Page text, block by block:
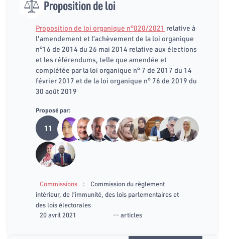
Proposition de loi
Proposition de loi organique n°020/2021 relative à
l'amendement et l’achèvement de la loi organique
n°16 de 2014 du 26 mai 2014 relative aux élections
et les référendums, telle que amendée et
complétée par la loi organique n° 7 de 2017 du 14
février 2017 et de la loi organique n° 76 de 2019 du
30 août 2019
Proposé par:
11
Commissions :
Commission du règlement
intérieur, de l’immunité, des lois parlementaires et
des lois électorales
20 avril 2021
-- articles